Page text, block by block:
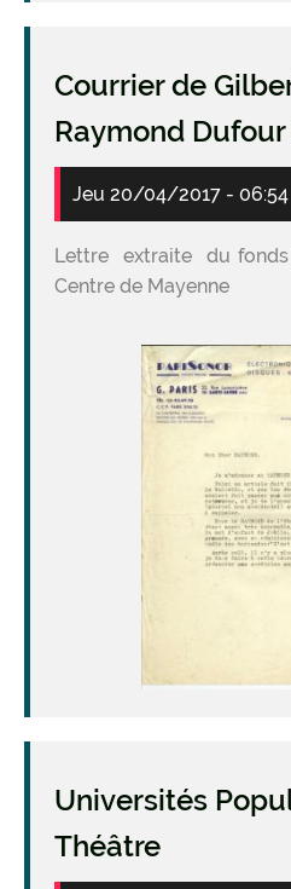
Courrier de
Raymond Dufour
Jeu 20/04/2017 - 06:54
Lettre extraite du
Centre de Mayenne
Universités
Théâtre